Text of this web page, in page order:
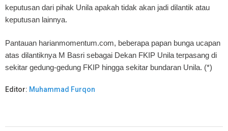
keputusan dari pihak Unila apakah tidak akan jadi dilantik atau
keputusan lainnya.
Pantauan harianmomentum.com, beberapa papan bunga ucapan
atas dilantiknya M Basri sebagai Dekan FKIP Unila terpasang di
sekitar gedung-gedung FKIP hingga sekitar bundaran Unila. (*)
Editor: Muhammad Furqon